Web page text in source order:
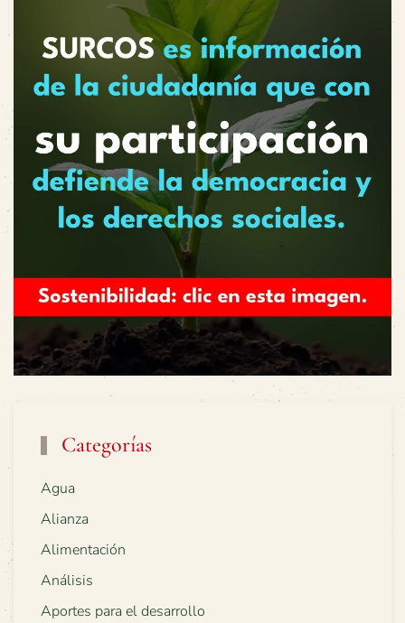
Categorías
Agua
Alianza
Alimentación
Análisis
Aportes para el desarrollo